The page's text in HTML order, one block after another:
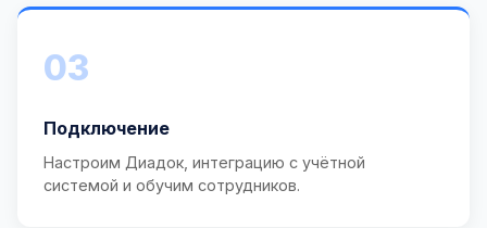
03
Подключение
Настроим Диадок, интеграцию с учётной
системой и обучим сотрудников.